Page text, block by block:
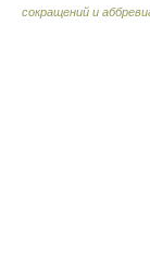
сокращений и